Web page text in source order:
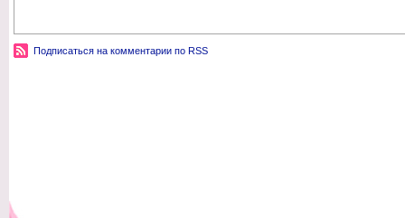
Подписаться на комментарии по RSS